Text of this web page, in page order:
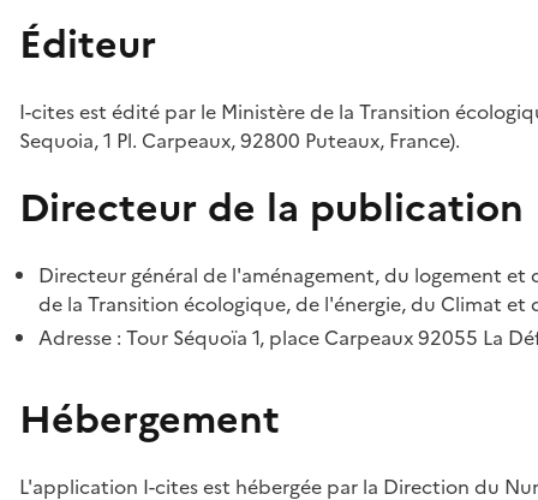
Éditeur
I-cites est édité par le Ministère de la Transition
Sequoia, 1 Pl. Carpeaux, 92800 Puteaux, France).
Directeur de la publication
Directeur général de l'aménagement, du logement
de la Transition écologique, de l'énergie, du Climat et
Adresse : Tour Séquoïa 1, place Carpeaux 92055 La
Hébergement
L'application I-cites est hébergée par la Direction du